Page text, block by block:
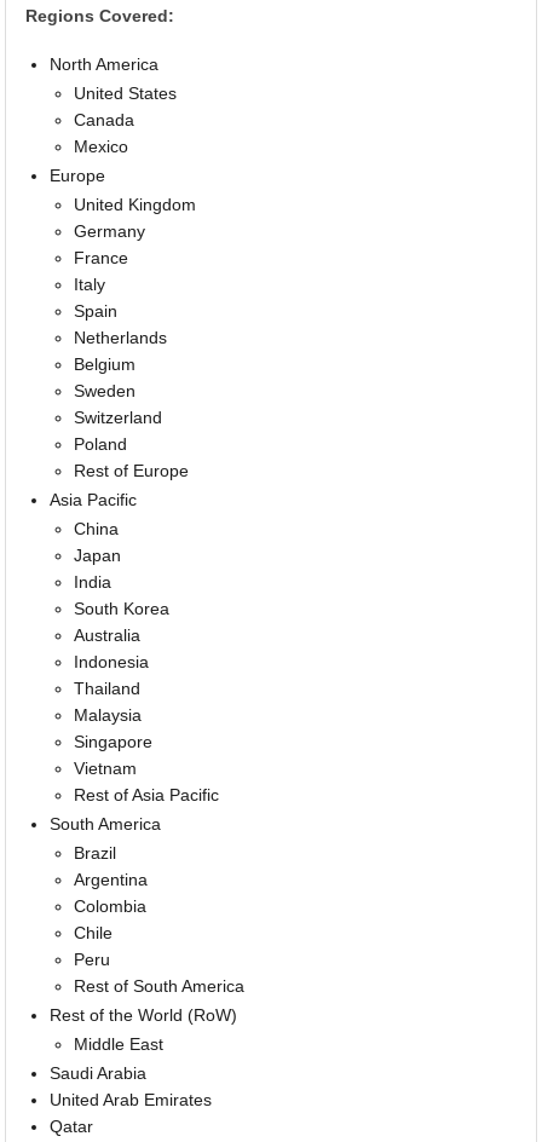
Regions Covered:
North America
United States
Canada
Mexico
Europe
United Kingdom
Germany
France
Italy
Spain
Netherlands
Belgium
Sweden
Switzerland
Poland
Rest of Europe
Asia Pacific
China
Japan
India
South Korea
Australia
Indonesia
Thailand
Malaysia
Singapore
Vietnam
Rest of Asia Pacific
South America
Brazil
Argentina
Colombia
Chile
Peru
Rest of South America
Rest of the World (RoW)
Middle East
Saudi Arabia
United Arab Emirates
Qatar